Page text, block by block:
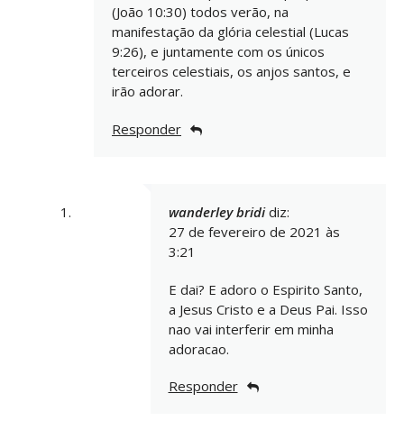
(João 10:30) todos verão, na
manifestação da glória celestial (Lucas
9:26), e juntamente com os únicos
terceiros celestiais, os anjos santos, e
irão adorar.
Responder
wanderley bridi diz:
27 de fevereiro de 2021 às
3:21
E dai? E adoro o Espirito Santo,
a Jesus Cristo e a Deus Pai. Isso
nao vai interferir em minha
adoracao.
Responder